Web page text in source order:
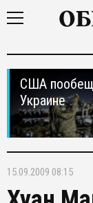
США
Украине
15.09.2009 08:15